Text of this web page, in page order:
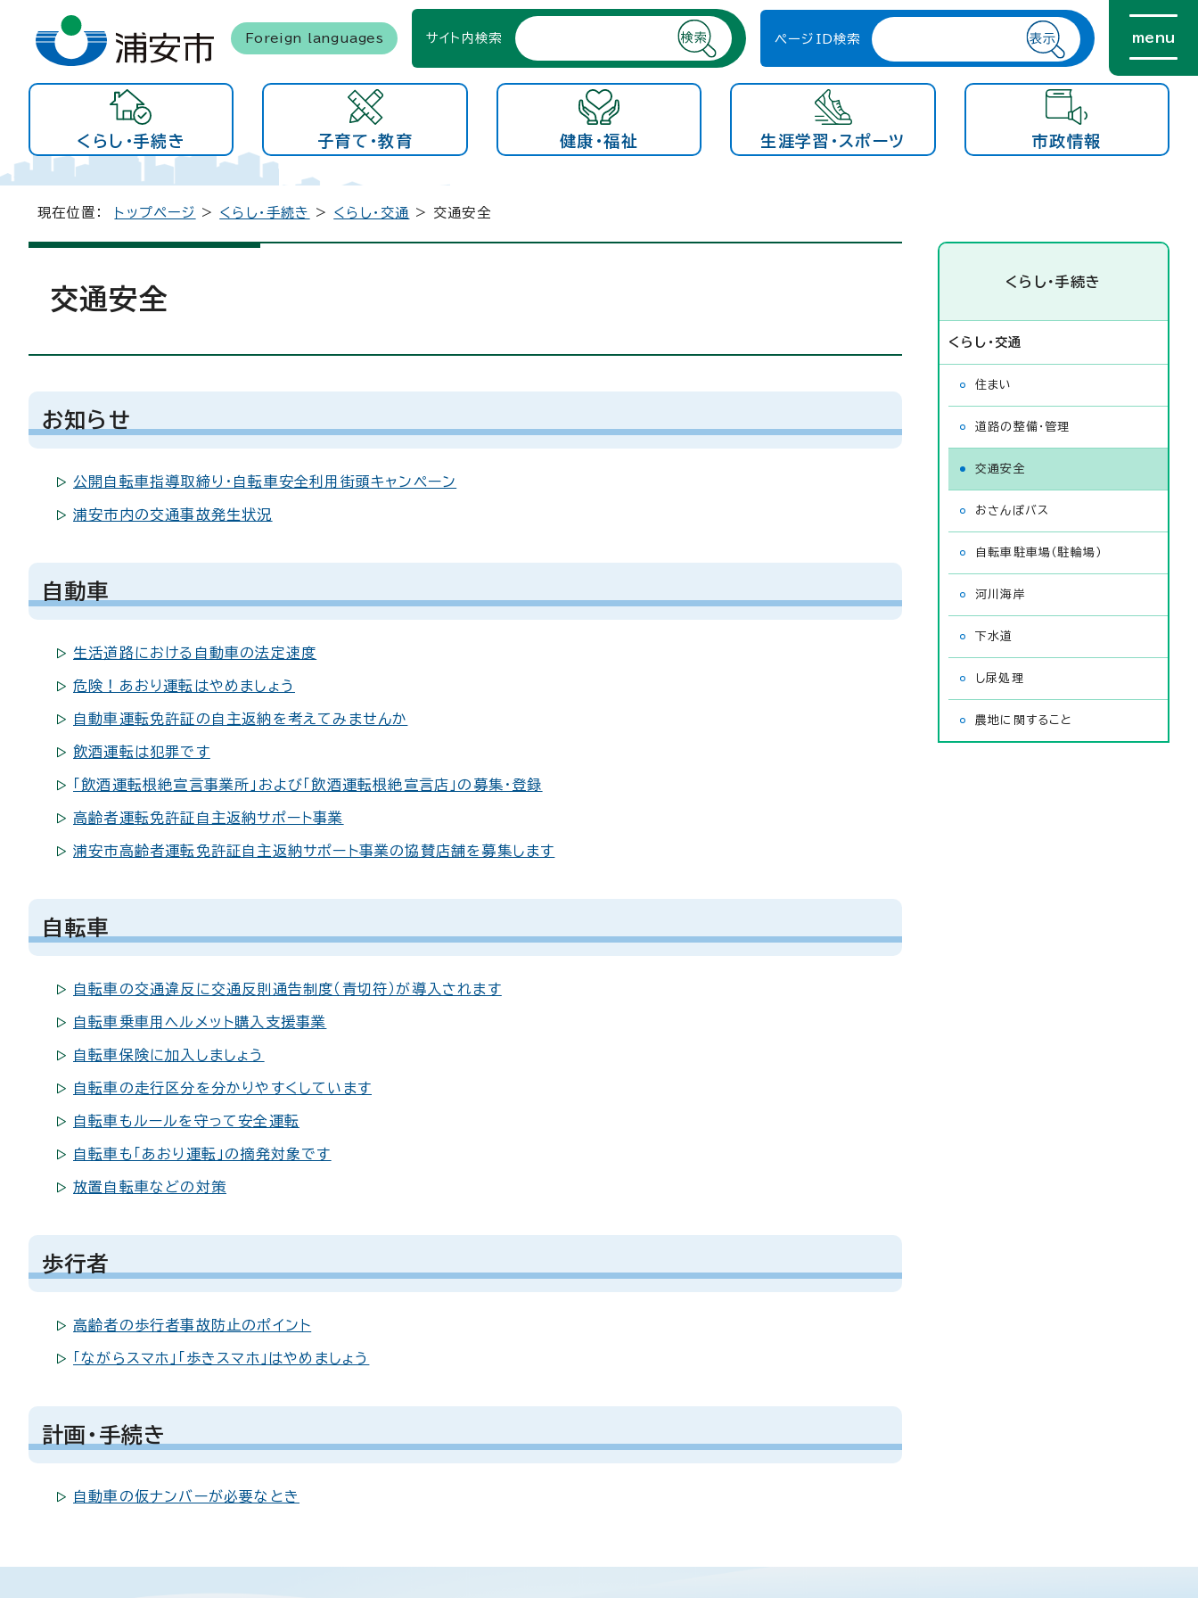
Foreign languages サイト内検索 ページID検索 menu
くらし・手続き 子育て・教育 健康・福祉 生涯学習・スポーツ 市政情報
現在位置： トップページ > くらし・手続き > くらし・交通 > 交通安全
交通安全
お知らせ
公開自転車指導取締り・自転車安全利用街頭キャンペーン
浦安市内の交通事故発生状況
自動車
生活道路における自動車の法定速度
危険！あおり運転はやめましょう
自動車運転免許証の自主返納を考えてみませんか
飲酒運転は犯罪です
「飲酒運転根絶宣言事業所」および「飲酒運転根絶宣言店」の募集・登録
高齢者運転免許証自主返納サポート事業
浦安市高齢者運転免許証自主返納サポート事業の協賛店舗を募集します
自転車
自転車の交通違反に交通反則通告制度（青切符）が導入されます
自転車乗車用ヘルメット購入支援事業
自転車保険に加入しましょう
自転車の走行区分を分かりやすくしています
自転車もルールを守って安全運転
自転車も「あおり運転」の摘発対象です
放置自転車などの対策
歩行者
高齢者の歩行者事故防止のポイント
「ながらスマホ」「歩きスマホ」はやめましょう
計画・手続き
自動車の仮ナンバーが必要なとき
くらし・手続き
くらし・交通
住まい
道路の整備・管理
交通安全
おさんぽバス
自転車駐車場（駐輪場）
河川海岸
下水道
し尿処理
農地に関すること